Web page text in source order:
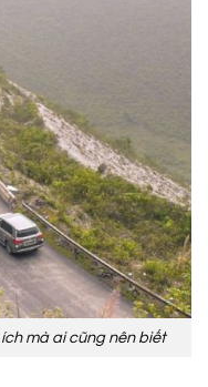
mà ai cũng nên biết